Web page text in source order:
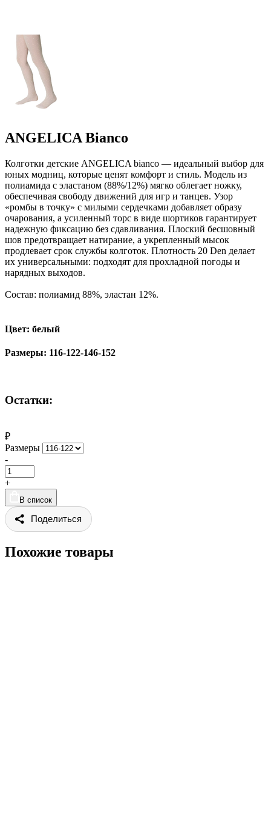
ANGELICA Bianco
Колготки детские ANGELICA bianco — идеальный выбор для
юных модниц, которые ценят комфорт и стиль. Модель из
полиамида с эластаном (88%/12%) мягко облегает ножку,
обеспечивая свободу движений для игр и танцев. Узор
«ромбы в точку» с милыми сердечками добавляет образу
очарования, а усиленный торс в виде шортиков гарантирует
надежную фиксацию без сдавливания. Плоский бесшовный
шов предотвращает натирание, а укрепленный мысок
продлевает срок службы колготок. Плотность 20 Den делает
их универсальными: подходят для прохладной погоды и
нарядных выходов.
Состав: полиамид 88%, эластан 12%.
Цвет: белый
Размеры: 116-122-146-152
Остатки:
₽
Размеры
-
+
В список
Поделиться
Похожие товары